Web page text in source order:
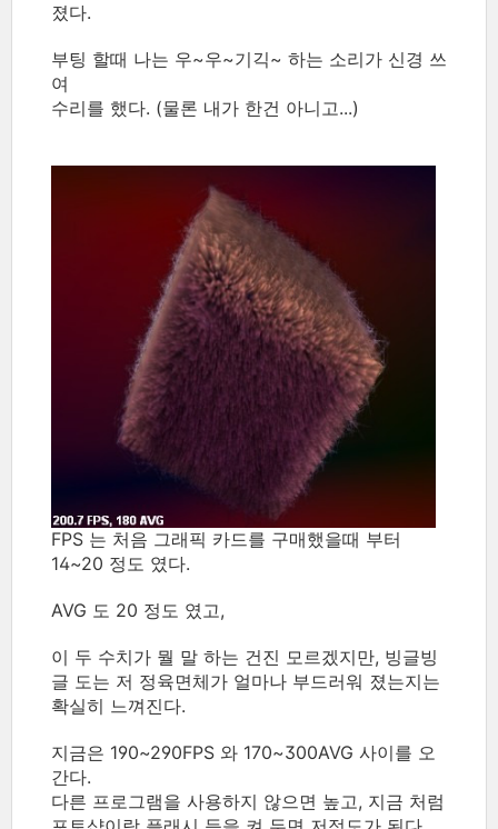
졌다.
부팅 할때 나는 우~우~기긱~ 하는 소리가 신경 쓰
여
수리를 했다. (물론 내가 한건 아니고...)
FPS 는 처음 그래픽 카드를 구매했을때 부터
14~20 정도 였다.
AVG 도 20 정도 였고,
이 두 수치가 뭘 말 하는 건진 모르겠지만, 빙글빙
글 도는 저 정육면체가 얼마나 부드러워 졌는지는
확실히 느껴진다.
지금은 190~290FPS 와 170~300AVG 사이를 오
간다.
다른 프로그램을 사용하지 않으면 높고, 지금 처럼